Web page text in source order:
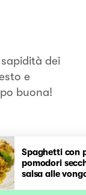
dei
e
buona!
Spaghetti con
pomodori
salsa alle